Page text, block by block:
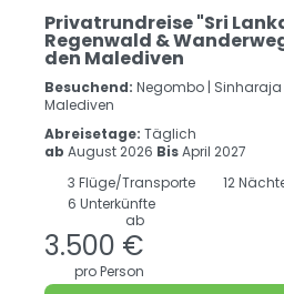
Privatrundreise "Sri
Regenwald &
den Malediven
Besuchend: Negombo | Sinharaja
Malediven
Abreisetage: Täglich
ab August 2026 BisApril 2027
3 Flüge/Transporte 12
6 Unterkünfte
ab
3.500 €
pro Person